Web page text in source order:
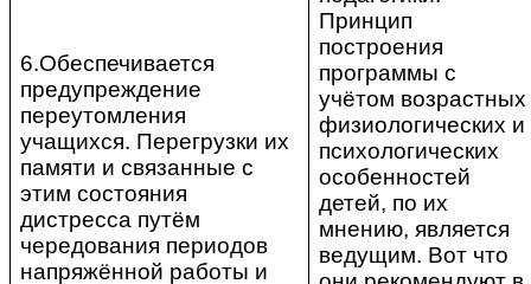
6.Обеспечивается
предупреждение
переутомления
учащихся. Перегрузки их
памяти и связанные с
этим состояния
дистресса путём
чередования периодов
напряжённой работы и
Принцип
построения
программы с
учётом возрастных
физиологических и
психологических
особенностей
детей, по их
мнению, является
ведущим. Вот что